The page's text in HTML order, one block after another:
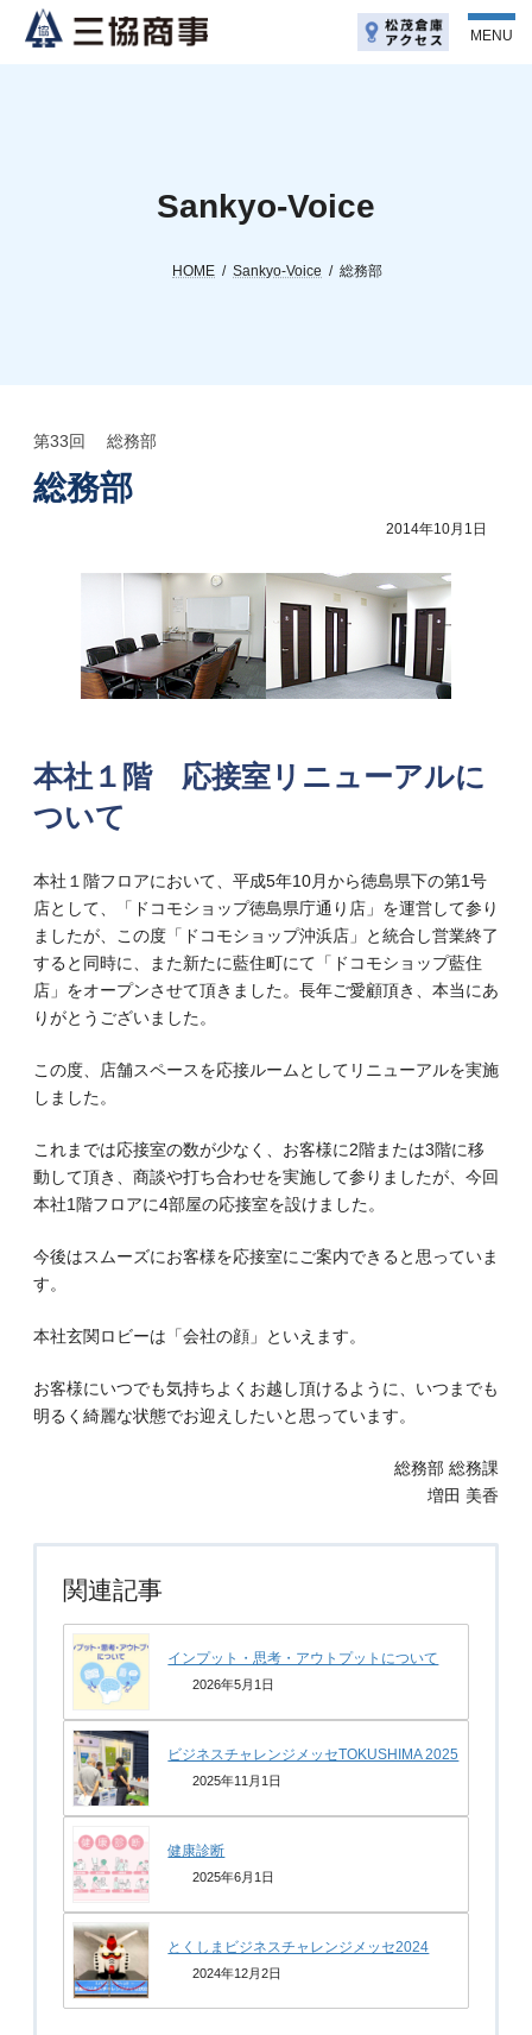
MENU
Sankyo-Voice
HOME Sankyo-Voice 総務部
第33回 総務部
総務部
2014年10月1日
本社１階 応接室リニューアルに
ついて
本社１階フロアにおいて、平成5年10月から徳島県下の第1号
店として、「ドコモショップ徳島県庁通り店」を運営して参り
ましたが、この度「ドコモショップ沖浜店」と統合し営業終了
すると同時に、また新たに藍住町にて「ドコモショップ藍住
店」をオープンさせて頂きました。長年ご愛顧頂き、本当にあ
りがとうございました。
この度、店舗スペースを応接ルームとしてリニューアルを実施
しました。
これまでは応接室の数が少なく、お客様に2階または3階に移
動して頂き、商談や打ち合わせを実施して参りましたが、今回
本社1階フロアに4部屋の応接室を設けました。
今後はスムーズにお客様を応接室にご案内できると思っていま
す。
本社玄関ロビーは「会社の顔」といえます。
お客様にいつでも気持ちよくお越し頂けるように、いつまでも
明るく綺麗な状態でお迎えしたいと思っています。
総務部 総務課
増田 美香
関連記事
インプット・思考・アウトプットについて
2026年5月1日
ビジネスチャレンジメッセTOKUSHIMA 2025
2025年11月1日
健康診断
2025年6月1日
とくしまビジネスチャレンジメッセ2024
2024年12月2日